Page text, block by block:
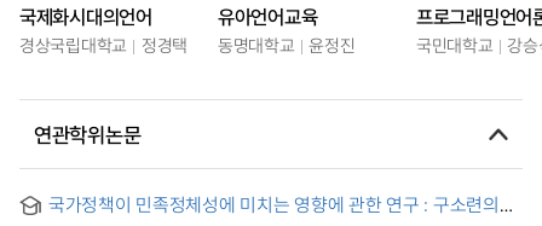
국제화시대의언어
경상국립대학교 정경택
유아언어교육
동명대학교 윤정진
프로그래밍언어
국민대학교 강
연관학위논문
국가정책이 민족정체성에 미치는 영향에 관한 연구 : 구소련의